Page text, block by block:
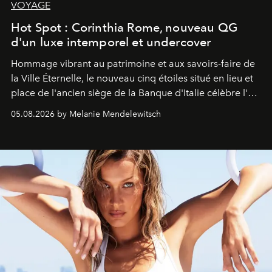
VOYAGE
Hot Spot : Corinthia Rome, nouveau QG
d'un luxe intemporel et undercover
Hommage vibrant au patrimoine et aux savoirs-faire de
la Ville Éternelle, le nouveau cinq étoiles situé en lieu et
place de l'ancien siège de la Banque d'Italie célèbre l'art
de vivre Romain dans toute son élégance intemporelle.
05.08.2026 by Melanie Mendelewitsch